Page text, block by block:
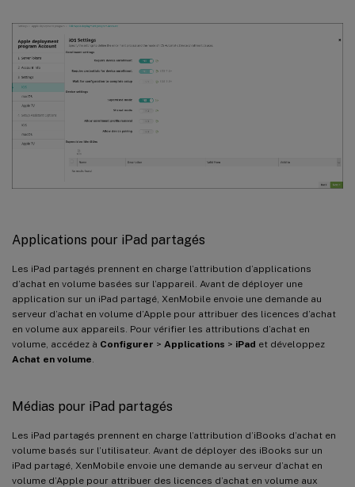
Applications pour iPad partagés
Les iPad partagés prennent en charge l’attribution d’applications
d’achat en volume basées sur l’appareil. Avant de déployer une
application sur un iPad partagé, XenMobile envoie une demande au
serveur d’achat en volume d’Apple pour attribuer des licences d’achat
en volume aux appareils. Pour vérifier les attributions d’achat en
volume, accédez à Configurer > Applications > iPad et développez
Achat en volume.
Médias pour iPad partagés
Les iPad partagés prennent en charge l’attribution d’iBooks d’achat en
volume basés sur l’utilisateur. Avant de déployer des iBooks sur un
iPad partagé, XenMobile envoie une demande au serveur d’achat en
volume d’Apple pour attribuer des licences d’achat en volume aux